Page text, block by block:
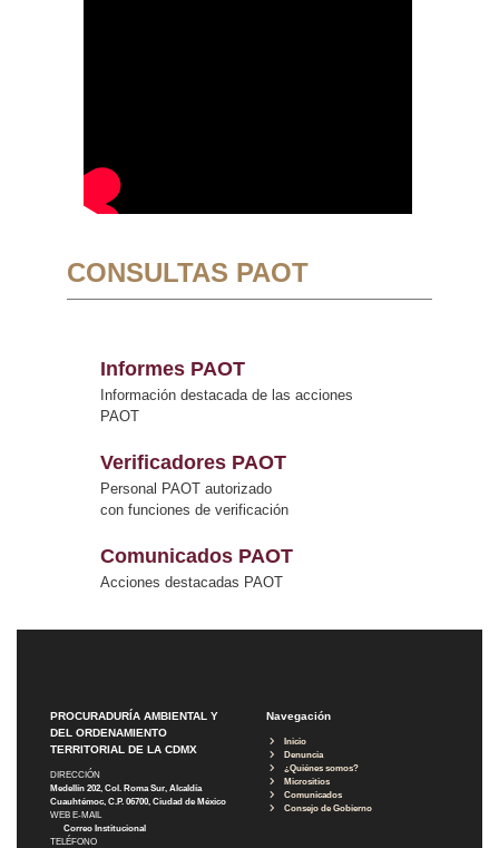
CONSULTAS PAOT
Informes PAOT
Información destacada de las acciones
PAOT
Verificadores PAOT
Personal PAOT autorizado
con funciones de verificación
Comunicados PAOT
Acciones destacadas PAOT
PROCURADURÍA AMBIENTAL Y
DEL ORDENAMIENTO
TERRITORIAL DE LA CDMX
DIRECCIÓN
Medellín 202, Col. Roma Sur, Alcaldía
Cuauhtémoc, C.P. 06700, Ciudad de México
WEB E-MAIL
Correo Institucional
TELÉFONO
Navegación
Inicio
Denuncia
¿Quiénes somos?
Micrositios
Comunicados
Consejo de Gobierno